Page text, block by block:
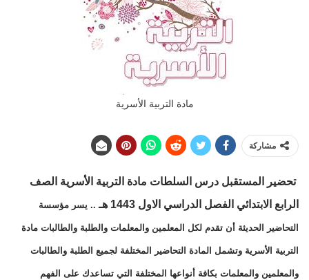
مادة التربية الأسرية
مشاركة
تحضير المستقبل درس السلطات مادة التربية الأسرية الصف
الرابع الابتدائي الفصل الدراسي الاول 1443 هـ
.. يسر مؤسسة
التحاضير الحديثة أن تقدم لكل المعلمين والمعلمات والطلبة والطالبات مادة
التربية الأسرية وتشمل المادة التحاضير المختلفة لجميع الطلبة والطالبات
والمعلمين والمعلمات بكافة أنواعها المختلفة التي تساعدك على الفهم